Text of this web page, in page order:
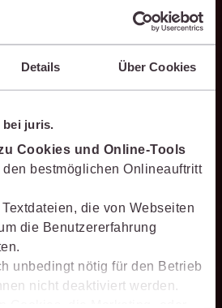
Details Über Cookies
juris.
Cookies und Online-Tools
bestmöglichen Onlineauftritt
die von Webseiten
die Benutzererfahrung
unbedingt nötig für den Betrieb
nicht deaktiviert werden.
Cookies, die Marketing- oder
und erhalten Ergebnisse, mit denen
belegen
Ergebnisse mit nachvollziehbaren,
So können Sie die Antworten